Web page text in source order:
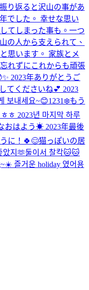
り返ると沢山の事があ
でした。 幸せな思い
てしまった事も。一つ
の人から支えられて、
思います。 家族とメ
れずにこれからも頑張
2023年ありがとうご
てくださいね💕︎ 2023
보내세요~😊1231❄️もう
ㅎ 2023년 마지막 하루
おはよう☀ 2023年最後
に！🍀😊猫っぽいの居
았지🫶둘이서 찰칵🐱🐱
즐거운 holiday 였어용